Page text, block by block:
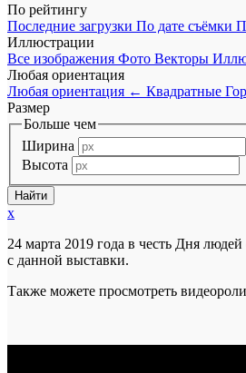
По рейтингу
Последние загрузки По дате съёмки
Иллюстрации
Все изображения Фото Векторы
Любая ориентация
Любая ориентация ← Квадратные
Размер
Больше чем
Ширина
Высота
x
24 марта 2019 года в честь Дня
с данной выставки.
Также можете просмотреть